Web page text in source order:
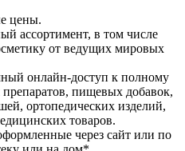
цены.
ассортимент, в том числе
от ведущих мировых
онлайн-доступ к полному
пищевых добавок,
ортопедических изделий,
товаров.
через сайт или по